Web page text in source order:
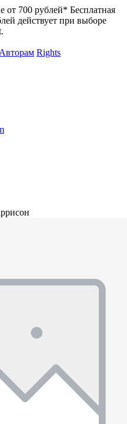
от 700 рублей* Бесплатная
действует при выборе
Авторам Rights